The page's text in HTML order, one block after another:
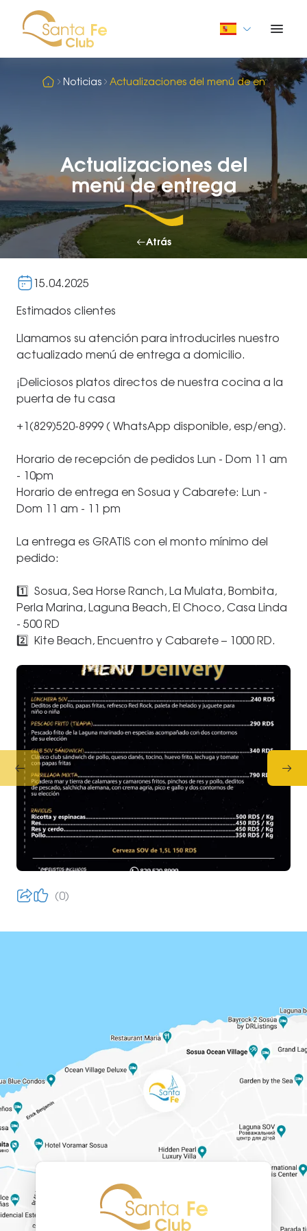
Noticias Actualizaciones del menú de entrega
Actualizaciones del
menú de entrega
Atrás
15.04.2025
Estimados clientes
Llamamos su atención para introducirles nuestro
actualizado menú de entrega a domicilio.
¡Deliciosos platos directos de nuestra cocina a la
puerta de tu casa
+1(829)520-8999 ( WhatsApp disponible, esp/eng).
Horario de recepción de pedidos Lun - Dom 11 am
- 10pm
Horario de entrega en Sosua y Cabarete: Lun -
Dom 11 am - 11 pm
La entrega es GRATIS con el monto mínimo del
pedido:
1️⃣ Sosua, Sea Horse Ranch, La Mulata, Bombita,
Perla Marina, Laguna Beach, El Choco, Casa Linda
- 500 RD
2️⃣ Kite Beach, Encuentro y Cabarete – 1000 RD.
0